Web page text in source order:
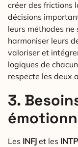
créer des frictions
décisions
leurs méthodes ne
harmoniser leurs
valoriser et
logiques de
respecte les deux
3.
Les INFJ et les INTP